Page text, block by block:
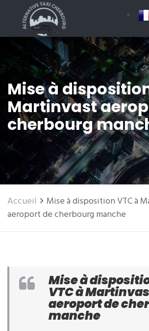
Mise à
Martinvast
cherbourg
Accueil
Mise à disposition VTC à
aeroport de cherbourg manche
Mise à
VTC à
aeroport de
manche